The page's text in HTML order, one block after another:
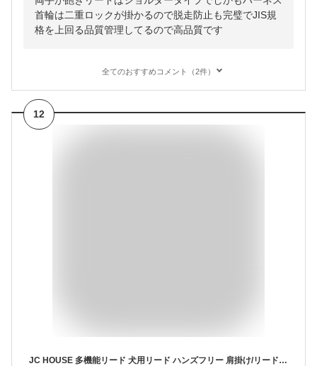
首輪は二重ロックが掛かるので脱走防止も完璧でJIS規
格を上回る品質管理してるので高品質です
全てのおすすめコメント（2件）
12
JC HOUSE 多機能リード 犬用リード ハンズフリー 肩掛け/リード 腰ベルト 伸縮 調節可リード 多頭引き 安全3.5cmスーパー幅のデザイン 長さ250cm 散歩 ジョギング/ランニング/ハイキング 訓練 小型 中型 大型 犬用リード 丈夫 ペット用品 (Painter オレンジ)